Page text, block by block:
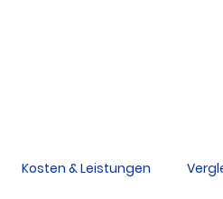
Kosten & Leistungen